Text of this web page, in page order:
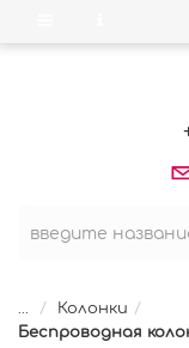
...
Колонки
Беспроводная